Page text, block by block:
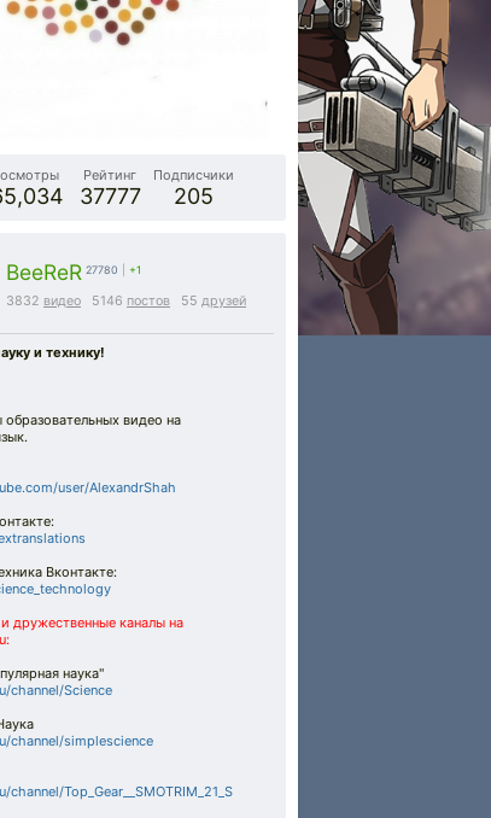
Рейтинг
37777
Подписчики
205
BeeReR 27780 +1
3832 видео 5146 постов 55 друзей
и технику!
видео на
user/AlexandrShah
Вконтакте:
дружественные каналы на
наука"
channel/Science
channel/simplescience
channel/Top_Gear__SMOTRIM_21_S